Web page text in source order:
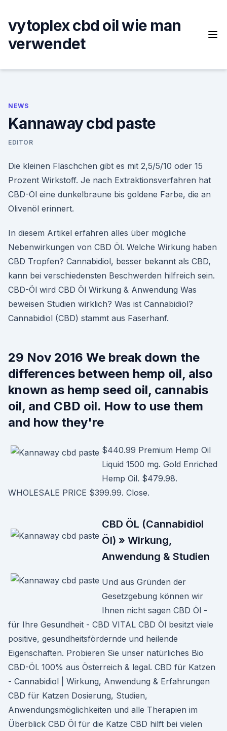
content
vytoplex cbd oil wie man
verwendet
NEWS
Kannaway cbd paste
EDITOR
Die kleinen Fläschchen gibt es mit 2,5/5/10 oder 15
Prozent Wirkstoff. Je nach Extraktionsverfahren hat
CBD-Öl eine dunkelbraune bis goldene Farbe, die an
Olivenöl erinnert.
In diesem Artikel erfahren alles über mögliche
Nebenwirkungen von CBD Öl. Welche Wirkung haben
CBD Tropfen? Cannabidiol, besser bekannt als CBD,
kann bei verschiedensten Beschwerden hilfreich sein.
CBD-Öl wird CBD Öl Wirkung & Anwendung Was
beweisen Studien wirklich? Was ist Cannabidiol?
Cannabidiol (CBD) stammt aus Faserhanf.
29 Nov 2016 We break down the
differences between hemp oil, also
known as hemp seed oil, cannabis
oil, and CBD oil. How to use them
and how they're
$440.99 Premium Hemp Oil
Liquid 1500 mg. Gold Enriched
Hemp Oil. $479.98.
WHOLESALE PRICE $399.99. Close.
CBD ÖL (Cannabidiol
Öl) » Wirkung,
Anwendung & Studien
Und aus Gründen der
Gesetzgebung können wir
Ihnen nicht sagen CBD Öl -
für Ihre Gesundheit - CBD VITAL CBD Öl besitzt viele
positive, gesundheitsfördernde und heilende
Eigenschaften. Probieren Sie unser natürliches Bio
CBD-Öl. 100% aus Österreich & legal. CBD für Katzen
- Cannabidiol | Wirkung, Anwendung & Erfahrungen
CBD für Katzen Dosierung, Studien,
Anwendungsmöglichkeiten und alle Therapien im
Überblick CBD Öl für die Katze CBD hilft bei vielen